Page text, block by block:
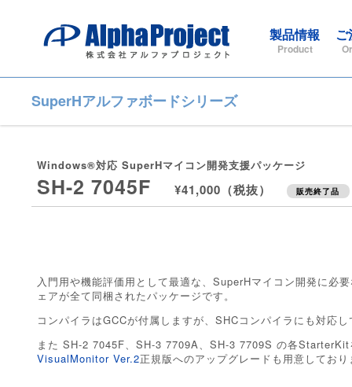
製品情報
Product
ご
SuperHアルファボードシリーズ
Windows®対応 SuperHマイコン開発支援パッケージ
SH-2 7045F ¥41,000（税抜） 販売終了品
入門用や機能評価用として最適な、SuperHマイコン開発に必
ェアが全て同梱されたパッケージです。
コンパイラはGCCが付属しますが、SHCコンパイラにも対応
また SH-2 7045F、SH-3 7709A、SH-3 7709S の各StarterKit
VisualMonitor Ver.2正規版へのアップグレードも用意しており